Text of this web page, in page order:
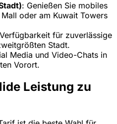
: Genießen Sie mobiles
oder am Kuwait Towers
für zuverlässige
Stadt.
Media und Video-Chats in
Vorort.
Leistung zu